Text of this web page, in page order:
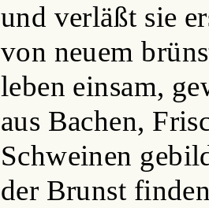
und verläßt sie
von neuem
leben einsam,
aus Bachen,
Schweinen
der Brunst